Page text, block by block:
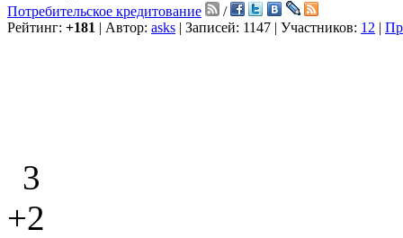
Потребительское кредитование
/
Рейтинг: +181 | Автор: asks | Записей: 1147 | Участников: 12 |
3
+2